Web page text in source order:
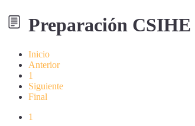
Preparación
Inicio
Anterior
1
Siguiente
Final
1